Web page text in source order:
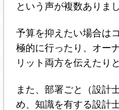
という声が複数ありまし
予算を抑えたい場合は
極的に行ったり、オー
リット両方を伝えたり
また、部署ごと（設計
め、知識を有する設計